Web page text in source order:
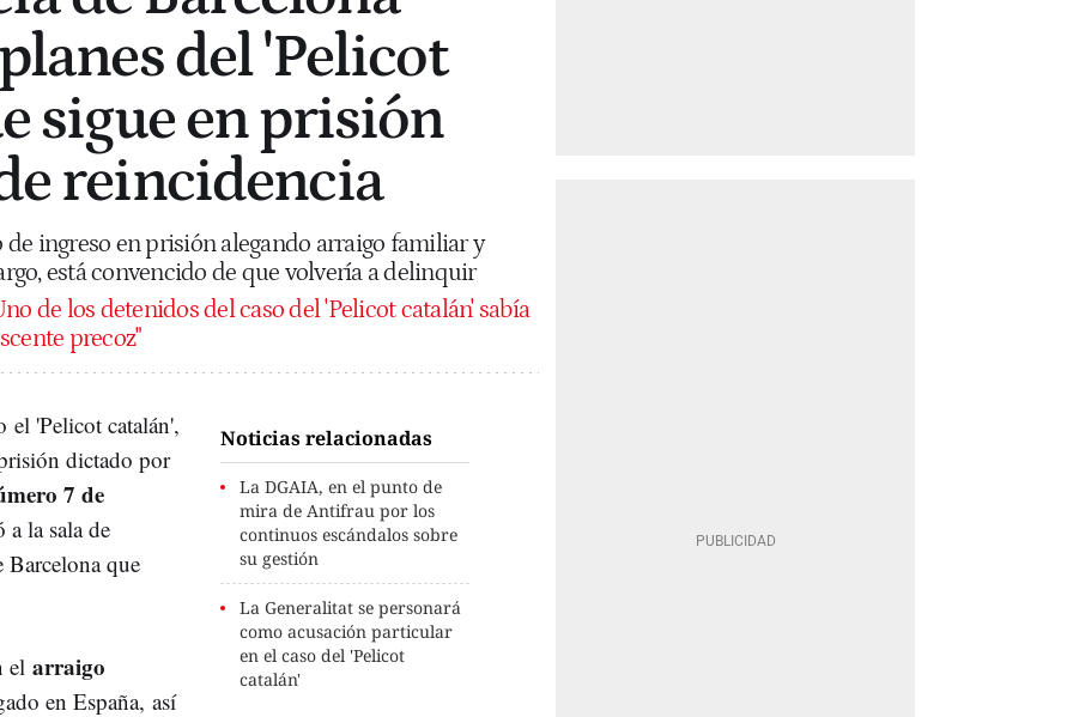
del 'Pelicot
sigue en prisión
reincidencia
ingreso en prisión alegando arraigo familiar y
está convencido de que volvería a delinquir
de los detenidos del caso del 'Pelicot catalán' sabía
precoz"
Noticias relacionadas
La DGAIA, en el punto de
mira de Antifrau por los
continuos escándalos sobre
su gestión
La Generalitat se personará
como acusación particular
en el caso del 'Pelicot
catalán'
el 'Pelicot catalán',
dictado por
7 de
a la sala de
Barcelona que
el arraigo
en España, así